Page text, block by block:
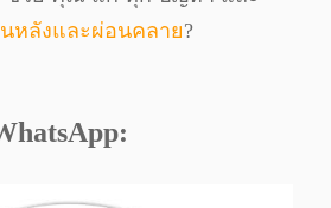
หลังและผ่อนคลาย?